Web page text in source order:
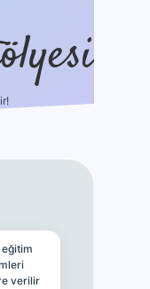
eğitim
verilir
ilbet casino